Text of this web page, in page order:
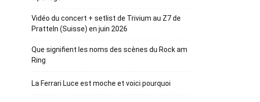
Vidéo du concert + setlist de Trivium au Z7 de
Pratteln (Suisse) en juin 2026
Que signifient les noms des scènes du Rock am
Ring
La Ferrari Luce est moche et voici pourquoi